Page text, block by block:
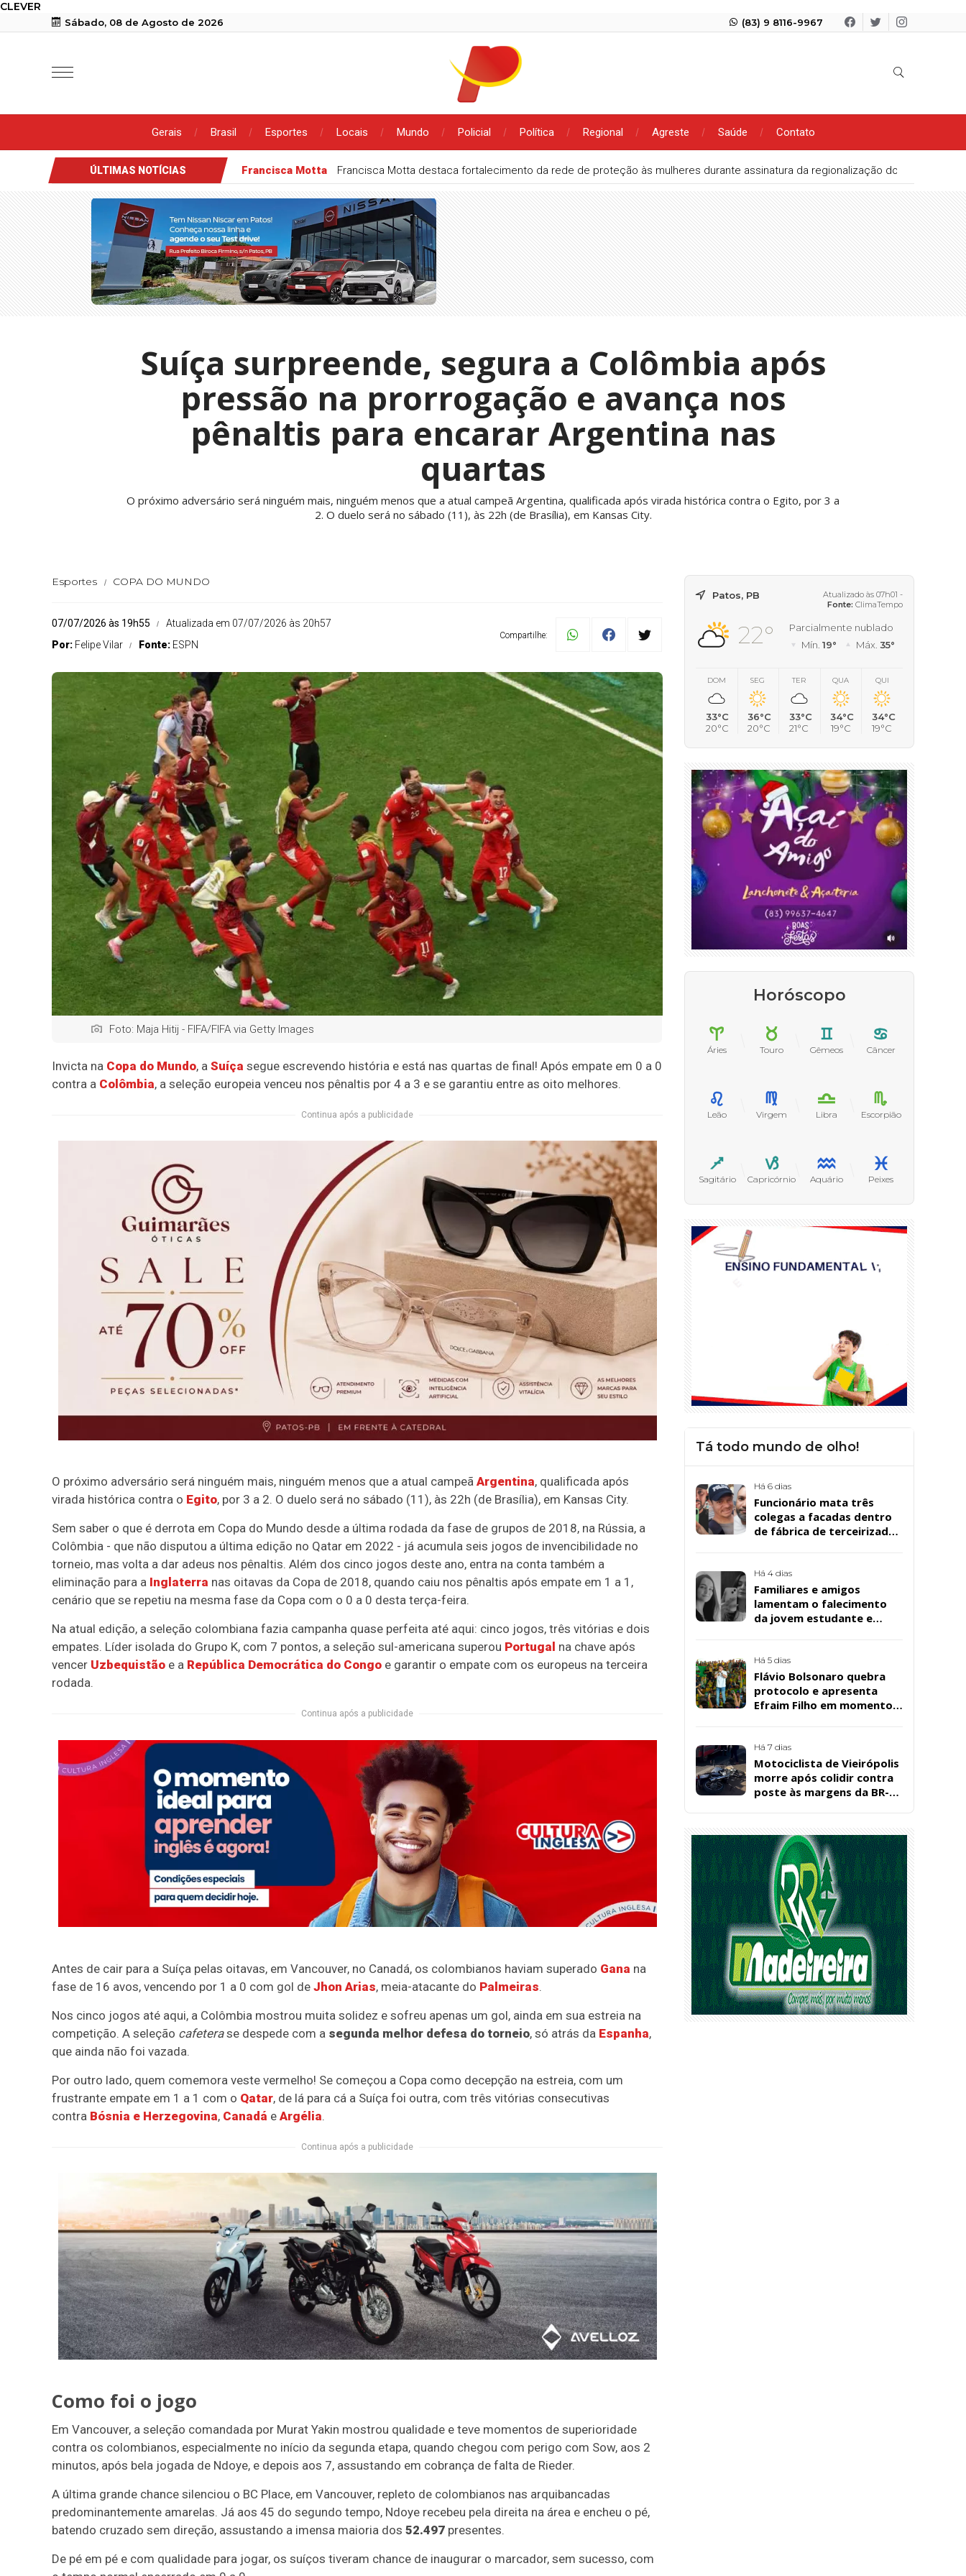
CLEVER
Sábado, 08 de Agosto de 2026 (83) 9 8116-9967
Gerais Brasil Esportes Locais Mundo Policial Política Regional Agreste Saúde Contato
ÚLTIMAS NOTÍCIAS Francisca Motta Francisca Motta destaca fortalecimento da rede de proteção às mulheres durante assinatura da regionalização do CRAM de
Suíça surpreende, segura a Colômbia após
pressão na prorrogação e avança nos
pênaltis para encarar Argentina nas
quartas
O próximo adversário será ninguém mais, ninguém menos que a atual campeã Argentina, qualificada após virada histórica contra o Egito, por 3 a
2. O duelo será no sábado (11), às 22h (de Brasília), em Kansas City.
Esportes COPA DO MUNDO
07/07/2026 às 19h55
Atualizada em 07/07/2026 às 20h57
Por: Felipe Vilar Fonte: ESPN
Compartilhe:
Foto: Maja Hitij - FIFA/FIFA via Getty Images
Invicta na Copa do Mundo, a Suíça segue escrevendo história e está nas quartas de final! Após empate em 0 a 0
contra a Colômbia, a seleção europeia venceu nos pênaltis por 4 a 3 e se garantiu entre as oito melhores.
Continua após a publicidade
O próximo adversário será ninguém mais, ninguém menos que a atual campeã Argentina, qualificada após
virada histórica contra o Egito, por 3 a 2. O duelo será no sábado (11), às 22h (de Brasília), em Kansas City.
Sem saber o que é derrota em Copa do Mundo desde a última rodada da fase de grupos de 2018, na Rússia, a
Colômbia - que não disputou a última edição no Qatar em 2022 - já acumula seis jogos de invencibilidade no
torneio, mas volta a dar adeus nos pênaltis. Além dos cinco jogos deste ano, entra na conta também a
eliminação para a Inglaterra nas oitavas da Copa de 2018, quando caiu nos pênaltis após empate em 1 a 1,
cenário que se repetiu na mesma fase da Copa com o 0 a 0 desta terça-feira.
Na atual edição, a seleção colombiana fazia campanha quase perfeita até aqui: cinco jogos, três vitórias e dois
empates. Líder isolada do Grupo K, com 7 pontos, a seleção sul-americana superou Portugal na chave após
vencer Uzbequistão e a República Democrática do Congo e garantir o empate com os europeus na terceira
rodada.
Continua após a publicidade
Antes de cair para a Suíça pelas oitavas, em Vancouver, no Canadá, os colombianos haviam superado Gana na
fase de 16 avos, vencendo por 1 a 0 com gol de Jhon Arias, meia-atacante do Palmeiras.
Nos cinco jogos até aqui, a Colômbia mostrou muita solidez e sofreu apenas um gol, ainda em sua estreia na
competição. A seleção cafeterase despede com a segunda melhor defesa do torneio, só atrás da Espanha,
que ainda não foi vazada.
Por outro lado, quem comemora veste vermelho! Se começou a Copa como decepção na estreia, com um
frustrante empate em 1 a 1 com o Qatar, de lá para cá a Suíça foi outra, com três vitórias consecutivas
contra Bósnia e Herzegovina, Canadá e Argélia.
Continua após a publicidade
Como foi o jogo
Em Vancouver, a seleção comandada por Murat Yakin mostrou qualidade e teve momentos de superioridade
contra os colombianos, especialmente no início da segunda etapa, quando chegou com perigo com Sow, aos 2
minutos, após bela jogada de Ndoye, e depois aos 7, assustando em cobrança de falta de Rieder.
A última grande chance silenciou o BC Place, em Vancouver, repleto de colombianos nas arquibancadas
predominantemente amarelas. Já aos 45 do segundo tempo, Ndoye recebeu pela direita na área e encheu o pé,
batendo cruzado sem direção, assustando a imensa maioria dos 52.497 presentes.
De pé em pé e com qualidade para jogar, os suíços tiveram chance de inaugurar o marcador, sem sucesso, com
Patos, PB
Atualizado às 07h01 -
Fonte: ClimaTempo
22°
Parcialmente nublado
Mín. 19° Máx. 35°
DOM
33°C
20°C
SEG
36°C
20°C
TER
33°C
21°C
QUA
34°C
19°C
QUI
34°C
19°C
Horóscopo
Áries Touro Gêmeos Câncer
Leão Virgem Libra Escorpião
Sagitário Capricórnio Aquário Peixes
Tá todo mundo de olho!
Há 6 dias
Funcionário mata três
colegas a facadas dentro
de fábrica de terceirizada
Há 4 dias
Familiares e amigos
lamentam o falecimento
da jovem estudante e
Santos, em Patos
Há 5 dias
Flávio Bolsonaro quebra
protocolo e apresenta
Efraim Filho em momento
Há 7 dias
Motociclista de Vieirópolis
morre após colidir contra
poste às margens da BR-